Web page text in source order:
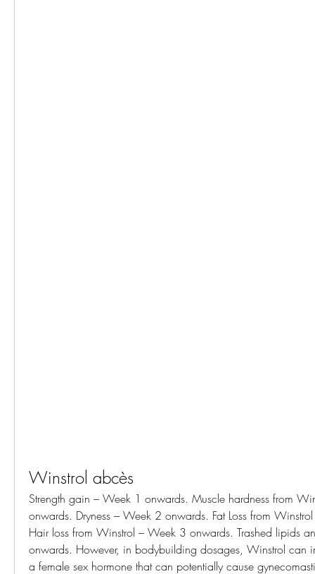
Winstrol abcès
Strength gain – Week 1 onwards. Muscle hardness from
onwards. Dryness – Week 2 onwards. Fat Loss from
Hair loss from Winstrol – Week 3 onwards. Trashed lipids
onwards. However, in bodybuilding dosages, Winstrol can
a female sex hormone that can potentially cause